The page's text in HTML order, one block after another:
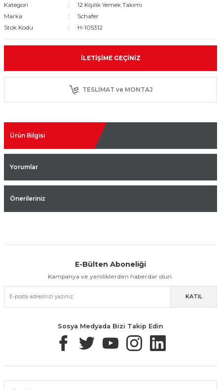
Kategori
12 Kişilik Yemek Takımı
Marka
Schafer
Stok Kodu
H-105312
İLETIŞIME GEÇINIZ
TESLİMAT ve MONTAJ
Ürün Bilgisi
Yorumlar
Önerileriniz
Kolay İade & Değişim Güvenli Alışveriş
Güvenli Paketleme Taksit / Havale İle Alışveriş Kolay İade & Değişim
E-Bülten Aboneliği
Kampanya ve yeniliklerden haberdar olun.
KATIL
Sosya Medyada Bizi Takip Edin